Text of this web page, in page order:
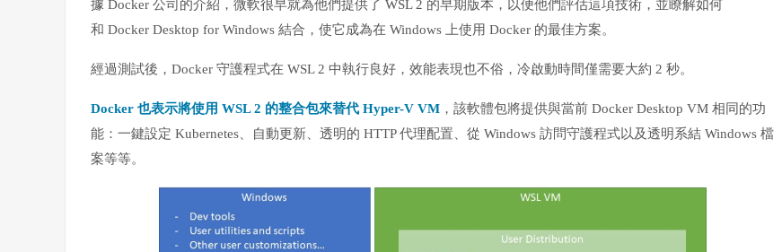
據 Docker 公司的介紹，微軟很早就為他們提供了 WSL 2 的早期版本，以便他們評估這項技術，並瞭解如何
和 Docker Desktop for Windows 結合，使它成為在 Windows 上使用 Docker 的最佳方案。
經過測試後，Docker 守護程式在 WSL 2 中執行良好，效能表現也不俗，冷啟動時間僅需要大約 2 秒。
Docker 也表示將使用 WSL 2 的整合包來替代 Hyper-V VM ，該軟體包將提供與當前 Docker Desktop VM 相同的功
能：一鍵設定 Kubernetes、自動更新、透明的 HTTP 代理配置、從 Windows 訪問守護程式以及透明系結 Windows 檔
案等等。